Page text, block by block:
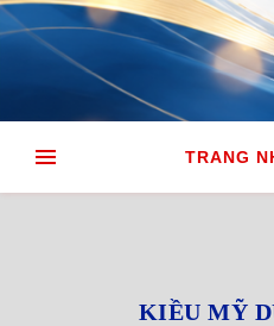
TRANG
KIỀU MỸ